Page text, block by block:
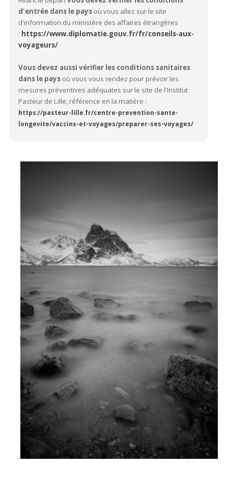
d'entrée dans le pays où vous allez sur le site
d'information du ministère des affaires étrangères
: https://www.diplomatie.gouv.fr/fr/conseils-aux-
voyageurs/
Vous devez aussi vérifier les conditions sanitaires
dans le pays où vous vous rendez pour prévoir les
mesures préventives adéquates sur le site de l'Institut
Pasteur de Lille, référence en la matière :
https://pasteur-lille.fr/centre-prevention-sante-
longevite/vaccins-et-voyages/preparer-ses-voyages/